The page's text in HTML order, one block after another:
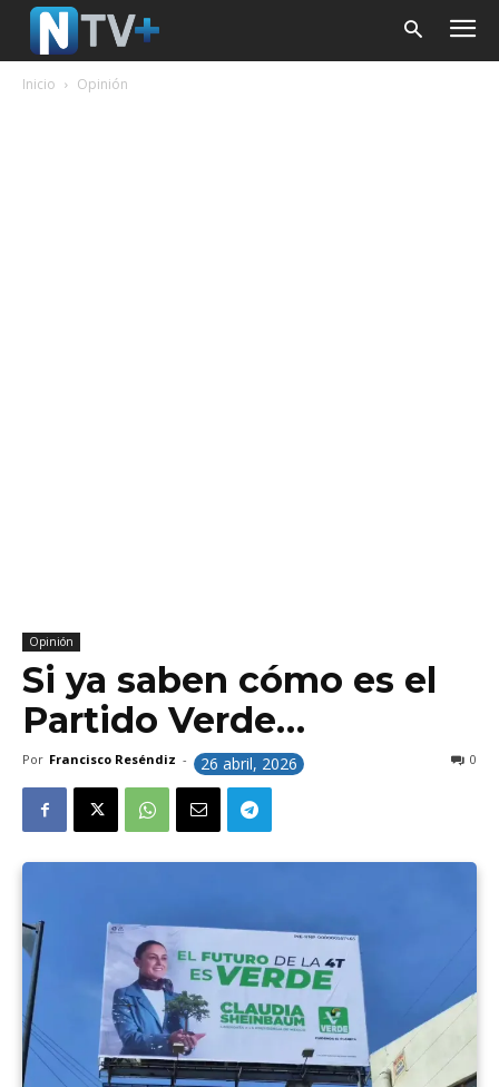
Inicio Opinión
Opinión
Si ya saben cómo es el
Partido Verde…
Por Francisco Reséndiz - 26 abril, 2026 0